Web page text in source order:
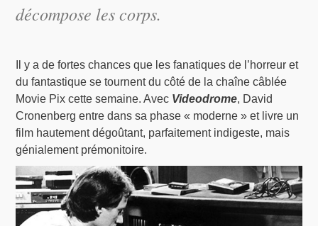
décompose les corps.
Il y a de fortes chances que les fanatiques de l’horreur et
du fantastique se tournent du côté de la chaîne câblée
Movie Pix cette semaine. Avec Videodrome, David
Cronenberg entre dans sa phase « moderne » et livre un
film hautement dégoûtant, parfaitement indigeste, mais
génialement prémonitoire.